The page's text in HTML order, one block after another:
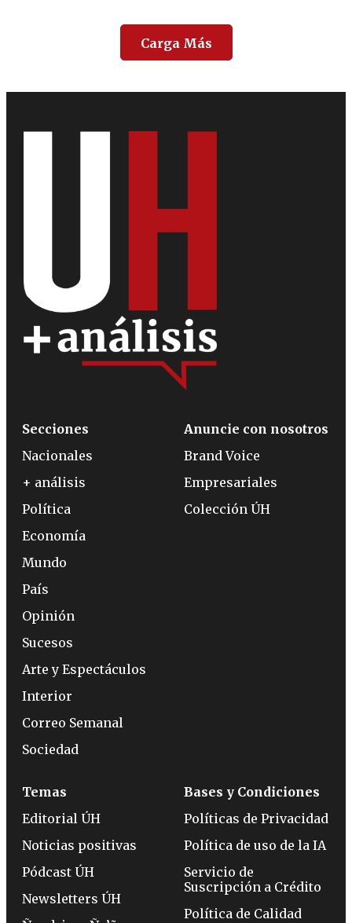
Carga Más
Secciones
Nacionales
+ análisis
Política
Economía
Mundo
País
Opinión
Sucesos
Arte y Espectáculos
Interior
Correo Semanal
Sociedad
Anuncie con nosotros
Brand Voice
Empresariales
Colección ÚH
Temas
Editorial ÚH
Noticias positivas
Pódcast ÚH
Newsletters ÚH
Bases y Condiciones
Políticas de Privacidad
Política de uso de la IA
Servicio de
Suscripción a Crédito
Política de Calidad